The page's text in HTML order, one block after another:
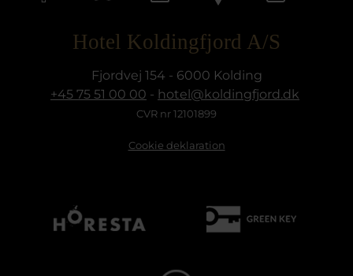
Hotel Koldingfjord A/S
Fjordvej 154 - 6000 Kolding
+45 75 51 00 00 - hotel@koldingfjord.dk
CVR nr 12101899
Cookie deklaration